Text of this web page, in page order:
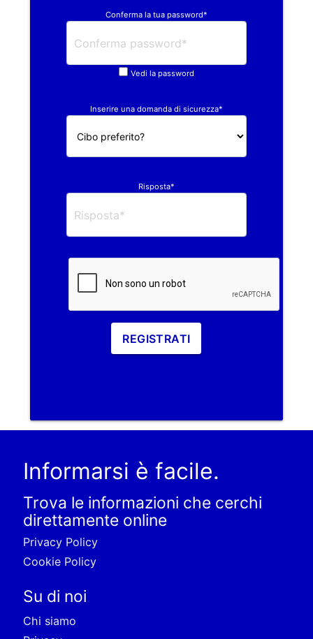
Conferma la tua password*
Vedi la password
Inserire una domanda di sicurezza*
Risposta*
REGISTRATI
Informarsi è facile.
Trova le informazioni che cerchi
direttamente online
Privacy Policy
Cookie Policy
Su di noi
Chi siamo